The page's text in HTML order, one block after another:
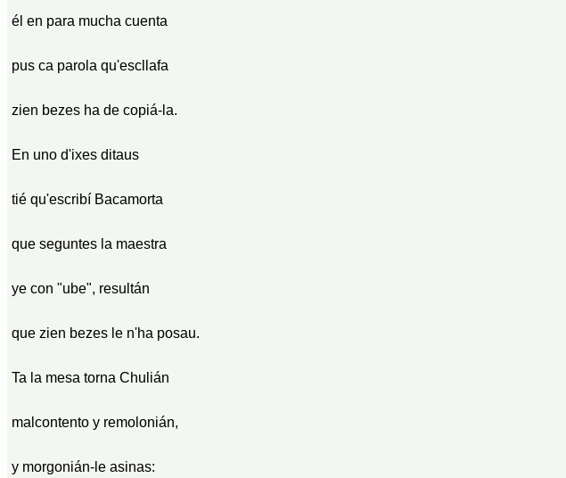
él en para mucha cuenta
pus ca parola qu'escllafa
zien bezes ha de copiá-la.
En uno d'ixes ditaus
tié qu'escribí Bacamorta
que seguntes la maestra
ye con "ube", resultán
que zien bezes le n'ha posau.
Ta la mesa torna Chulián
malcontento y remolonián,
y morgonián-le asinas: